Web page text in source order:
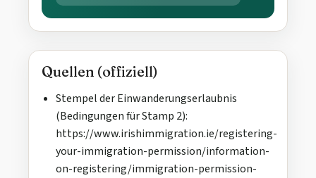
Quellen (offiziell)
Stempel der Einwanderungserlaubnis
(Bedingungen für Stamp 2):
https://www.irishimmigration.ie/registering-
your-immigration-permission/information-
on-registering/immigration-permission-